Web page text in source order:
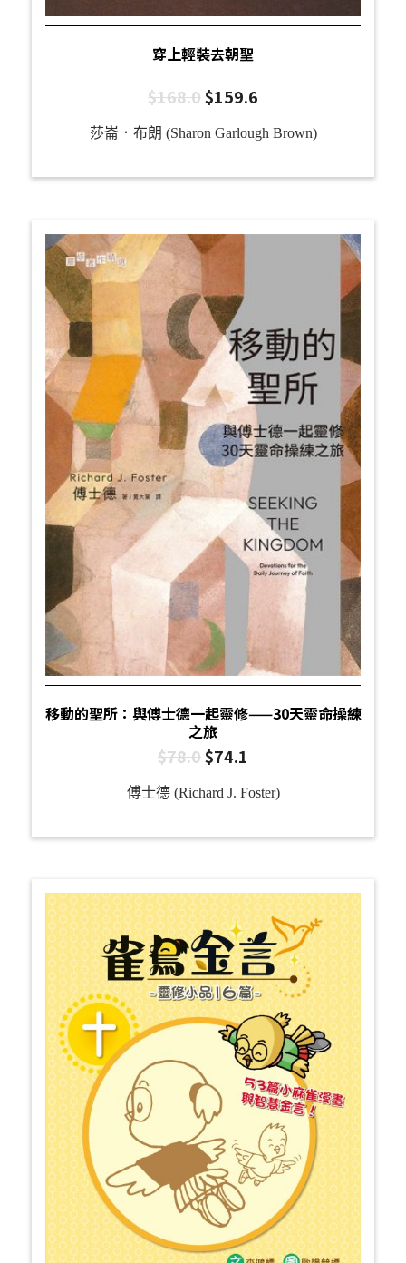
穿上輕裝去朝聖
$168.0$159.6
莎崙．布朗 (Sharon Garlough Brown)
移動的聖所：與傅士德一起靈修——30天靈命操練
之旅
$78.0$74.1
傅士德 (Richard J. Foster)